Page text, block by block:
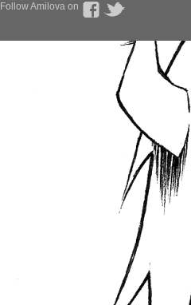
Follow Amilova on